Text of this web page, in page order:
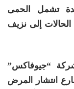
تشمل الحمى
إلى نزيف
“جيوفاكس”
انتشار المرض